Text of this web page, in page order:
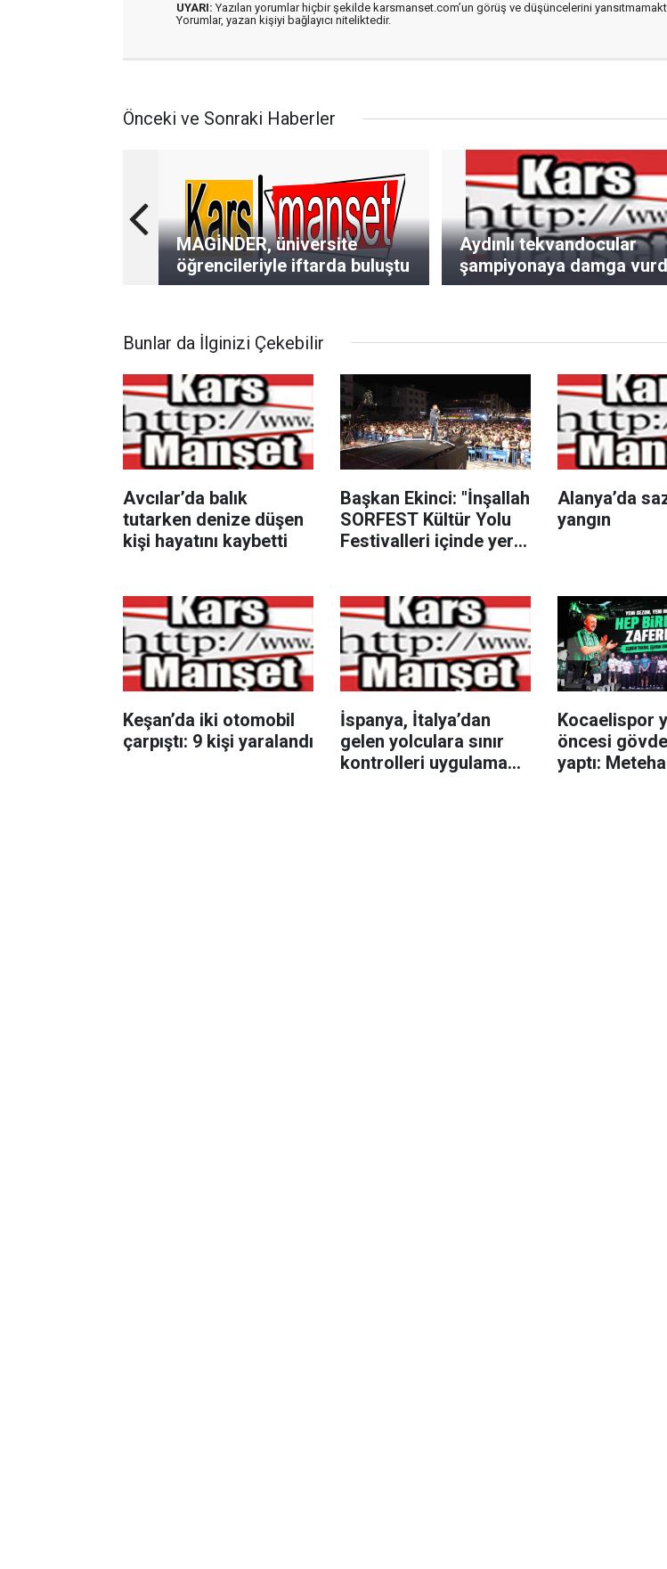
UYARI: Yazılan yorumlar hiçbir şekilde karsmanset.com’un görüş ve düşüncelerini
Yorumlar, yazan kişiyi bağlayıcı niteliktedir.
Önceki ve Sonraki Haberler
MAGİNDER, üniversite
öğrencileriyle iftarda buluştu
Aydınlı tekvandocular
şampiyonaya damga
Bunlar da İlginizi Çekebilir
Avcılar’da balık
tutarken denize düşen
kişi hayatını kaybetti
Başkan Ekinci: "İnşallah
SORFEST Kültür Yolu
Festivalleri içinde yer
Alanya’da
yangın
Keşan’da iki otomobil
çarpıştı: 9 kişi yaralandı
İspanya, İtalya’dan
gelen yolculara sınır
kontrolleri uygulama
Kocaelispor
öncesi
yaptı: